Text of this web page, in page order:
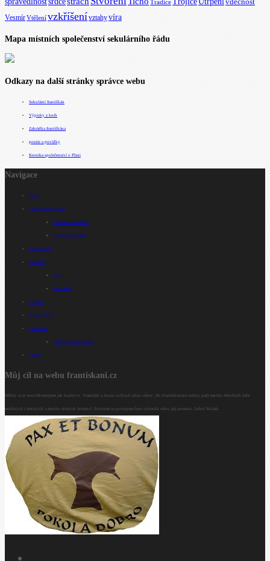
Tradice
vděčnost
Vesmír Vtělenívzkříšenívztahyvíra
Mapa místních společenství sekulárního řádu
Odkazy na další stránky správce webu
Sekulární františkán
Výpisky z knih
Zahrádka františkána
poezie a povídky
Kronika společenství v Plzni
Navigace
Home
Františkánská rodina
Sekulární františkán
Proč Sekulární řád
YouTube FR
Kalendář
Akce
Akce SFŘ
Kontakt
R.Rohr OFM
Osobnosti
JUDr. František Nosek
kláštery
Můj cíl na webu frantiskani.cz
Někdy si to neuvědomujeme jak hodně sv. František z Assisi ovlivnil celou církev. Do Františkánské rodiny patří mnoho řeholních řádů
mužských i ženských a mnoho různých institucí. Pokusím se postupem času vykreslit celou její pestrost. Luboš Kolafa